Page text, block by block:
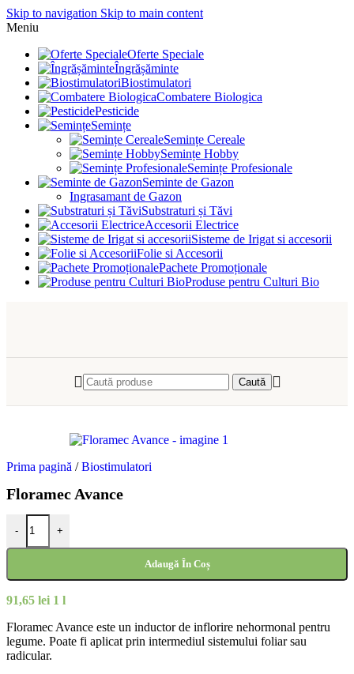
Skip to navigation Skip to main content
Meniu
Oferte Speciale
Îngrășăminte
Biostimulatori
Combatere Biologica
Pesticide
Semințe
Semințe Cereale
Semințe Hobby
Semințe Profesionale
Seminte de Gazon
Ingrasamant de Gazon
Substraturi și Tăvi
Accesorii Electrice
Sisteme de Irigat si accesorii
Folie si Accesorii
Pachete Promoționale
Produse pentru Culturi Bio
Caută
Prima pagină / Biostimulatori
Floramec Avance
- +
Adaugă În Coș
91,65 lei 1 l
Floramec Avance este un inductor de inflorire nehormonal pentru
legume. Poate fi aplicat prin intermediul sistemului foliar sau
radicular.